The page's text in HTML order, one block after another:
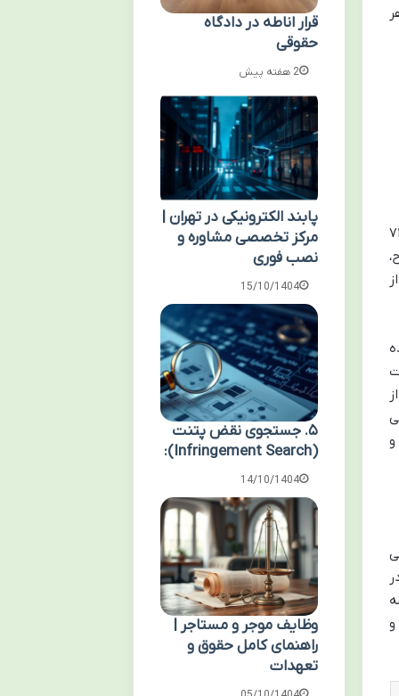
روح است. طبق نظر اکثر فقها و ماده ۷۱۶
قرار اناطه در دادگاه
حقوقی
2 هفته پیش
پابند الکترونیکی در تهران |
مرکز تخصصی مشاوره و
نصب فوری
15/10/1404
۵. جستجوی نقض پتنت
(Infringement Search):
14/10/1404
وظایف موجر و مستاجر |
راهنمای کامل حقوق و
تعهدات